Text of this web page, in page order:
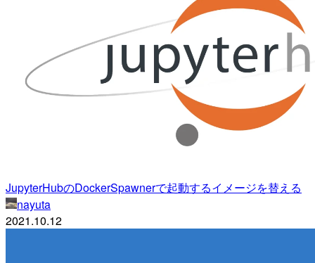
JupyterHubのDockerSpawnerで起動するイメージを替える
nayuta
2021.10.12